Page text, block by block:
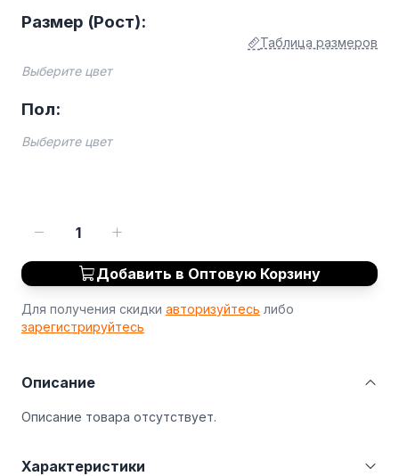
Размер (Рост):
Таблица размеров
Выберите цвет
Пол:
Выберите цвет
1
Добавить в Оптовую Корзину
Для получения скидки авторизуйтесь либо
зарегистрируйтесь
Описание
Описание товара отсутствует.
Характеристики